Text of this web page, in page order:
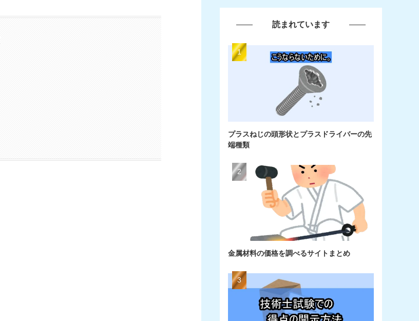
読まれています
プラスねじの頭形状とプラスドライバーの先
端種類
金属材料の価格を調べるサイトまとめ